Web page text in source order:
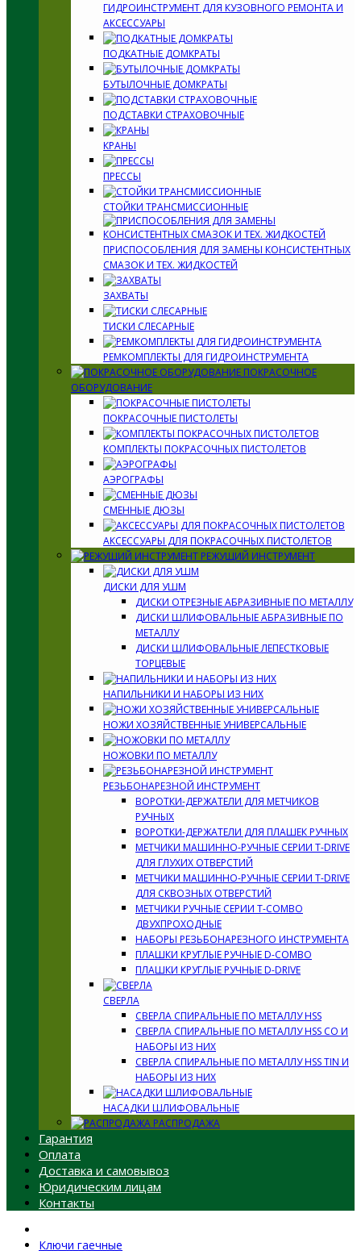
ГИДРОИНСТРУМЕНТ ДЛЯ КУЗОВНОГО РЕМОНТА И
АКСЕССУАРЫ
ПОДКАТНЫЕ ДОМКРАТЫ
БУТЫЛОЧНЫЕ ДОМКРАТЫ
ПОДСТАВКИ СТРАХОВОЧНЫЕ
КРАНЫ
ПРЕССЫ
СТОЙКИ ТРАНСМИССИОННЫЕ
ПРИСПОСОБЛЕНИЯ ДЛЯ ЗАМЕНЫ КОНСИСТЕНТНЫХ
СМАЗОК И ТЕХ. ЖИДКОСТЕЙ
ЗАХВАТЫ
ТИСКИ СЛЕСАРНЫЕ
РЕМКОМПЛЕКТЫ ДЛЯ ГИДРОИНСТРУМЕНТА
ПОКРАСОЧНОЕ
ОБОРУДОВАНИЕ
ПОКРАСОЧНЫЕ ПИСТОЛЕТЫ
КОМПЛЕКТЫ ПОКРАСОЧНЫХ ПИСТОЛЕТОВ
АЭРОГРАФЫ
СМЕННЫЕ ДЮЗЫ
АКСЕССУАРЫ ДЛЯ ПОКРАСОЧНЫХ ПИСТОЛЕТОВ
РЕЖУЩИЙ ИНСТРУМЕНТ
ДИСКИ ДЛЯ УШМ
ДИСКИ ОТРЕЗНЫЕ АБРАЗИВНЫЕ ПО МЕТАЛЛУ
ДИСКИ ШЛИФОВАЛЬНЫЕ АБРАЗИВНЫЕ ПО
МЕТАЛЛУ
ДИСКИ ШЛИФОВАЛЬНЫЕ ЛЕПЕСТКОВЫЕ
ТОРЦЕВЫЕ
НАПИЛЬНИКИ И НАБОРЫ ИЗ НИХ
НОЖИ ХОЗЯЙСТВЕННЫЕ УНИВЕРСАЛЬНЫЕ
НОЖОВКИ ПО МЕТАЛЛУ
РЕЗЬБОНАРЕЗНОЙ ИНСТРУМЕНТ
ВОРОТКИ-ДЕРЖАТЕЛИ ДЛЯ МЕТЧИКОВ
РУЧНЫХ
ВОРОТКИ-ДЕРЖАТЕЛИ ДЛЯ ПЛАШЕК РУЧНЫХ
МЕТЧИКИ МАШИННО-РУЧНЫЕ СЕРИИ T-DRIVE
ДЛЯ ГЛУХИХ ОТВЕРСТИЙ
МЕТЧИКИ МАШИННО-РУЧНЫЕ СЕРИИ T-DRIVE
ДЛЯ СКВОЗНЫХ ОТВЕРСТИЙ
МЕТЧИКИ РУЧНЫЕ СЕРИИ T-COMBO
ДВУХПРОХОДНЫЕ
НАБОРЫ РЕЗЬБОНАРЕЗНОГО ИНСТРУМЕНТА
ПЛАШКИ КРУГЛЫЕ РУЧНЫЕ D-COMBO
ПЛАШКИ КРУГЛЫЕ РУЧНЫЕ D-DRIVE
СВЕРЛА
СВЕРЛА СПИРАЛЬНЫЕ ПО МЕТАЛЛУ HSS
СВЕРЛА СПИРАЛЬНЫЕ ПО МЕТАЛЛУ HSS CO И
НАБОРЫ ИЗ НИХ
СВЕРЛА СПИРАЛЬНЫЕ ПО МЕТАЛЛУ HSS TIN И
НАБОРЫ ИЗ НИХ
НАСАДКИ ШЛИФОВАЛЬНЫЕ
РАСПРОДАЖА
Гарантия
Оплата
Доставка и самовывоз
Юридическим лицам
Контакты
Ключи гаечные